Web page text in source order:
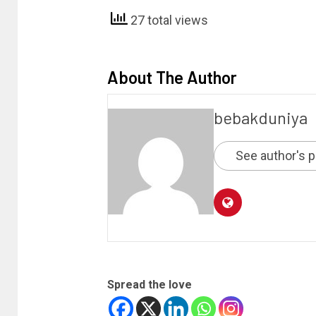
27 total views
About The Author
bebakduniya
See author's
Spread the love